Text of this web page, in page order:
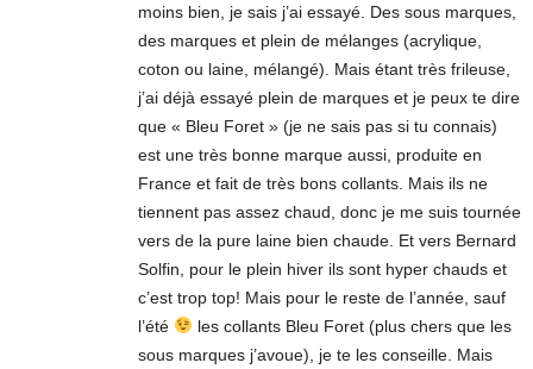
moins bien, je sais j’ai essayé. Des sous marques,
des marques et plein de mélanges (acrylique,
coton ou laine, mélangé). Mais étant très frileuse,
j’ai déjà essayé plein de marques et je peux te dire
que « Bleu Foret » (je ne sais pas si tu connais)
est une très bonne marque aussi, produite en
France et fait de très bons collants. Mais ils ne
tiennent pas assez chaud, donc je me suis tournée
vers de la pure laine bien chaude. Et vers Bernard
Solfin, pour le plein hiver ils sont hyper chauds et
c’est trop top! Mais pour le reste de l’année, sauf
l’été
les collants Bleu Foret (plus chers que les
sous marques j’avoue), je te les conseille. Mais